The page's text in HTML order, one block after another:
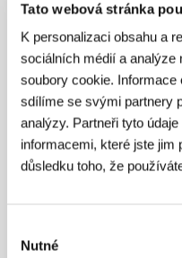
Tato webová stránka
K personalizaci obsahu a
sociálních médií a
soubory cookie. Informace
sdílíme se svými partnery
analýzy. Partneři tyto
informacemi, které jste jim
důsledku toho, že
souhlasu
Nutné
Herec Robert